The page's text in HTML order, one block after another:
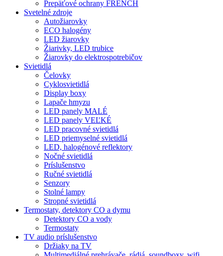
Prepäťové ochrany FRENCH
Svetelné zdroje
Autožiarovky
ECO halogény
LED žiarovky
Žiarivky, LED trubice
Žiarovky do elektrospotrebičov
Svietidlá
Čelovky
Cyklosvietidlá
Display boxy
Lapače hmyzu
LED panely MALÉ
LED panely VEĽKÉ
LED pracovné svietidlá
LED priemyselné svietidlá
LED, halogénové reflektory
Nočné svietidlá
Príslušenstvo
Ručné svietidlá
Senzory
Stolné lampy
Stropné svietidlá
Termostaty, detektory CO a dymu
Detektory CO a vody
Termostaty
TV audio príslušenstvo
Držiaky na TV